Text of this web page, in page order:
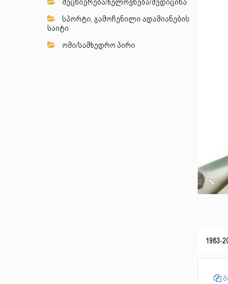
მეცნიერება/ხელოვნება/მედიცინა
სპორტი, გამოჩენილი ადამიანების
საიტი
ომი/სამხედრო პირი
1983-